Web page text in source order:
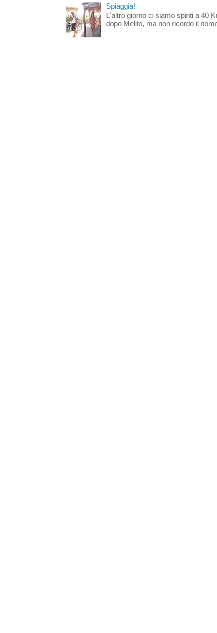
Spiaggia!
L'altro giorno ci siamo spinti a 40
dopo Melito, ma non ricordo il